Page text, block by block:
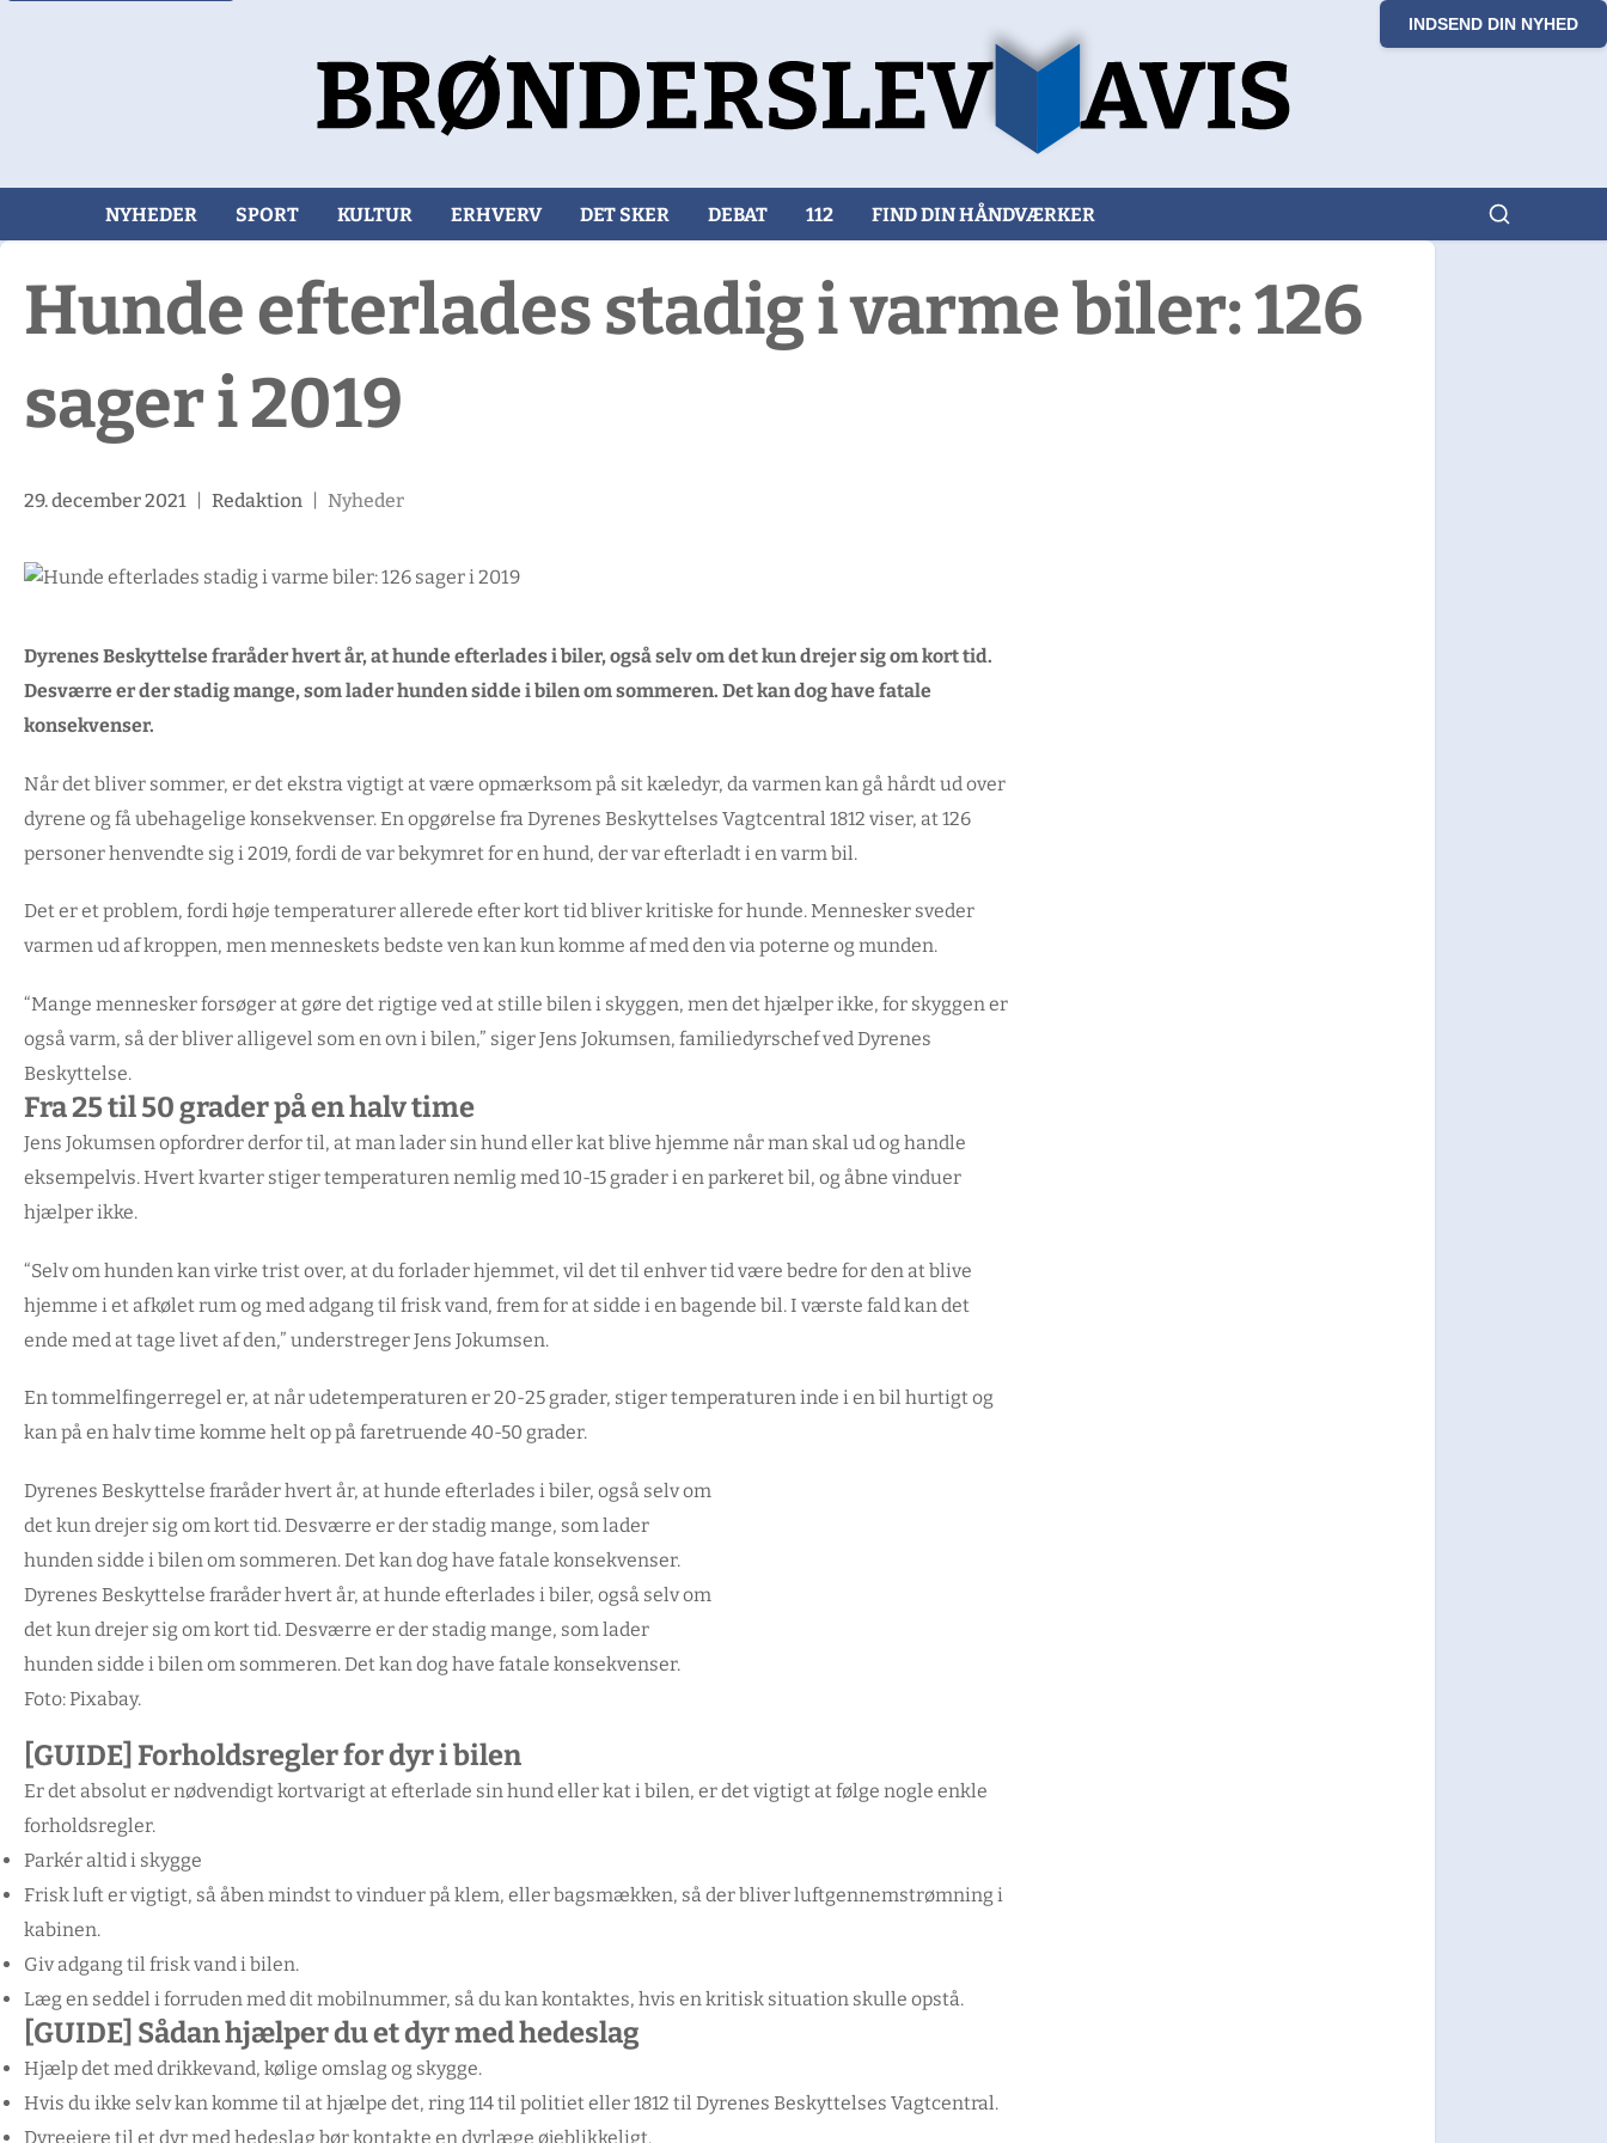
INDSEND DIN NYHED
NYHEDER SPORT KULTUR ERHVERV DET SKER DEBAT 112 FIND DIN HÅNDVÆRKER
Hunde efterlades stadig i varme biler: 126
sager i 2019
29. december 2021| Redaktion| Nyheder
Dyrenes Beskyttelse fraråder hvert år, at hunde efterlades i biler, også selv om det kun drejer sig om kort tid.
Desværre er der stadig mange, som lader hunden sidde i bilen om sommeren. Det kan dog have fatale
konsekvenser.
Når det bliver sommer, er det ekstra vigtigt at være opmærksom på sit kæledyr, da varmen kan gå hårdt ud over
dyrene og få ubehagelige konsekvenser. En opgørelse fra Dyrenes Beskyttelses Vagtcentral 1812 viser, at 126
personer henvendte sig i 2019, fordi de var bekymret for en hund, der var efterladt i en varm bil.
Det er et problem, fordi høje temperaturer allerede efter kort tid bliver kritiske for hunde. Mennesker sveder
varmen ud af kroppen, men menneskets bedste ven kan kun komme af med den via poterne og munden.
“Mange mennesker forsøger at gøre det rigtige ved at stille bilen i skyggen, men det hjælper ikke, for skyggen er
også varm, så der bliver alligevel som en ovn i bilen,” siger Jens Jokumsen, familiedyrschef ved Dyrenes
Beskyttelse.
Fra 25 til 50 grader på en halv time
Jens Jokumsen opfordrer derfor til, at man lader sin hund eller kat blive hjemme når man skal ud og handle
eksempelvis. Hvert kvarter stiger temperaturen nemlig med 10-15 grader i en parkeret bil, og åbne vinduer
hjælper ikke.
“Selv om hunden kan virke trist over, at du forlader hjemmet, vil det til enhver tid være bedre for den at blive
hjemme i et afkølet rum og med adgang til frisk vand, frem for at sidde i en bagende bil. I værste fald kan det
ende med at tage livet af den,” understreger Jens Jokumsen.
En tommelfingerregel er, at når udetemperaturen er 20-25 grader, stiger temperaturen inde i en bil hurtigt og
kan på en halv time komme helt op på faretruende 40-50 grader.
Dyrenes Beskyttelse fraråder hvert år, at hunde efterlades i biler, også selv om
det kun drejer sig om kort tid. Desværre er der stadig mange, som lader
hunden sidde i bilen om sommeren. Det kan dog have fatale konsekvenser.
Dyrenes Beskyttelse fraråder hvert år, at hunde efterlades i biler, også selv om
det kun drejer sig om kort tid. Desværre er der stadig mange, som lader
hunden sidde i bilen om sommeren. Det kan dog have fatale konsekvenser.
Foto: Pixabay.
[GUIDE] Forholdsregler for dyr i bilen
Er det absolut er nødvendigt kortvarigt at efterlade sin hund eller kat i bilen, er det vigtigt at følge nogle enkle
forholdsregler.
Parkér altid i skygge
Frisk luft er vigtigt, så åben mindst to vinduer på klem, eller bagsmækken, så der bliver luftgennemstrømning i
kabinen.
Giv adgang til frisk vand i bilen.
Læg en seddel i forruden med dit mobilnummer, så du kan kontaktes, hvis en kritisk situation skulle opstå.
[GUIDE] Sådan hjælper du et dyr med hedeslag
Hjælp det med drikkevand, kølige omslag og skygge.
Hvis du ikke selv kan komme til at hjælpe det, ring 114 til politiet eller 1812 til Dyrenes Beskyttelses Vagtcentral.
Dyreejere til et dyr med hedeslag bør kontakte en dyrlæge øjeblikkeligt.